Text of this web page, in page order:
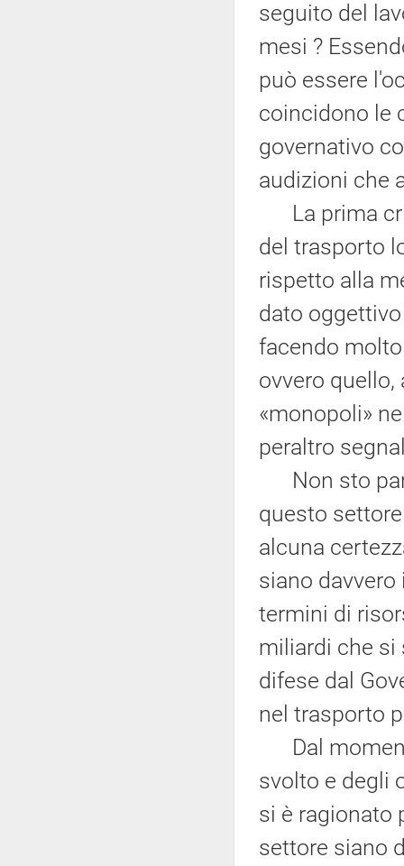
seguito del
mesi ?
può essere
coincidono le
governativo
audizioni che
La prima
del trasporto
rispetto alla
dato
facendo
ovvero
«monopoli»
peraltro
Non sto
questo
alcuna
siano
termini di
miliardi che si
difese dal
nel trasporto
Dal
svolto e degli
si è ragionato
settore siano